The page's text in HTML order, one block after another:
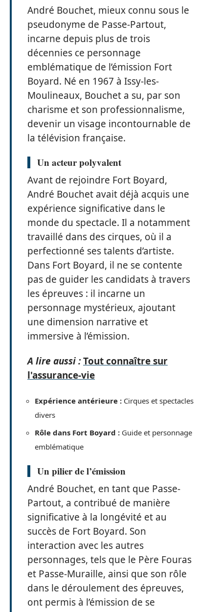
André Bouchet, mieux connu sous le
pseudonyme de Passe-Partout,
incarne depuis plus de trois
décennies ce personnage
emblématique de l’émission Fort
Boyard. Né en 1967 à Issy-les-
Moulineaux, Bouchet a su, par son
charisme et son professionnalisme,
devenir un visage incontournable de
la télévision française.
Un acteur polyvalent
Avant de rejoindre Fort Boyard,
André Bouchet avait déjà acquis une
expérience significative dans le
monde du spectacle. Il a notamment
travaillé dans des cirques, où il a
perfectionné ses talents d’artiste.
Dans Fort Boyard, il ne se contente
pas de guider les candidats à travers
les épreuves : il incarne un
personnage mystérieux, ajoutant
une dimension narrative et
immersive à l’émission.
A lire aussi :Tout connaître sur
l'assurance-vie
Expérience antérieure : Cirques et spectacles
divers
Rôle dans Fort Boyard : Guide et personnage
emblématique
Un pilier de l’émission
André Bouchet, en tant que Passe-
Partout, a contribué de manière
significative à la longévité et au
succès de Fort Boyard. Son
interaction avec les autres
personnages, tels que le Père Fouras
et Passe-Muraille, ainsi que son rôle
dans le déroulement des épreuves,
ont permis à l’émission de se